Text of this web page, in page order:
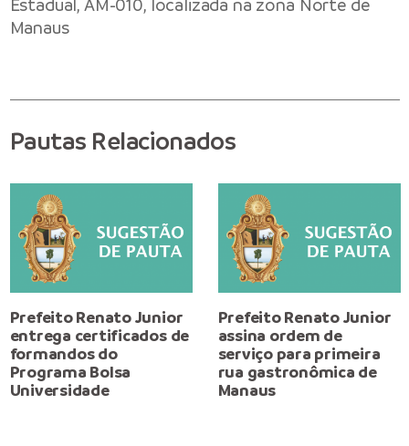
Estadual, AM-010, localizada na zona Norte de
Manaus
Pautas Relacionados
Prefeito Renato Junior
entrega certificados de
formandos do
Programa Bolsa
Universidade
Prefeito Renato Junior
assina ordem de
serviço para primeira
rua gastronômica de
Manaus